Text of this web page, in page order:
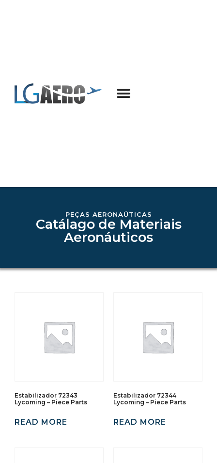
PEÇAS AERONAÚTICAS
Catálago de Materiais
Aeronáuticos
Estabilizador 72343
Lycoming – Piece Parts
READ MORE
Estabilizador 72344
Lycoming – Piece Parts
READ MORE